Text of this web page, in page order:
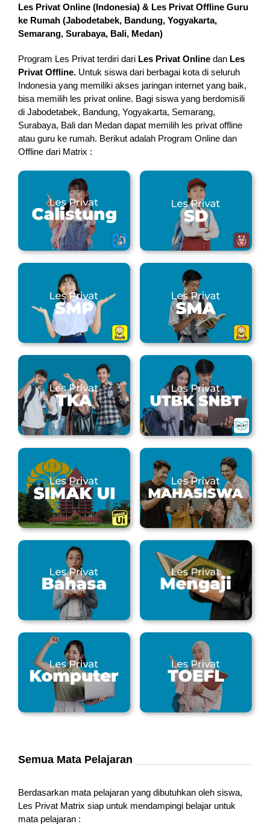
Les Privat Online (Indonesia) & Les Privat Offline Guru
ke Rumah (Jabodetabek, Bandung, Yogyakarta,
Semarang, Surabaya, Bali, Medan)
Program Les Privat terdiri dari Les Privat Online dan Les
Privat Offline. Untuk siswa dari berbagai kota di seluruh
Indonesia yang memiliki akses jaringan internet yang baik,
bisa memilih les privat online. Bagi siswa yang berdomisili
di Jabodetabek, Bandung, Yogyakarta, Semarang,
Surabaya, Bali dan Medan dapat memilih les privat offline
atau guru ke rumah. Berikut adalah Program Online dan
Offline dari Matrix :
Semua Mata Pelajaran
Berdasarkan mata pelajaran yang dibutuhkan oleh siswa,
Les Privat Matrix siap untuk mendampingi belajar untuk
mata pelajaran :